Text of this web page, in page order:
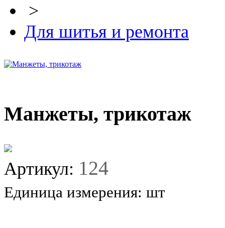
>
Для шитья и ремонта
Манжеты, трикотаж
Артикул: 124
Единица измерения: шт